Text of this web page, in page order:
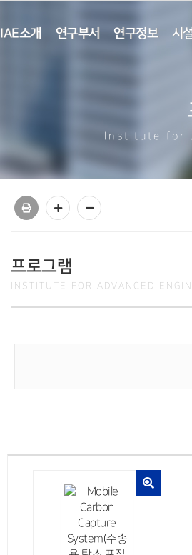
IAE소개 연구부서 연구정보 시
Institute for
프로그램
INSTITUTE FOR ADVANCED